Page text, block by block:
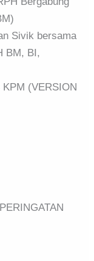
Sivik bersama
BM, BI,
(VERSION